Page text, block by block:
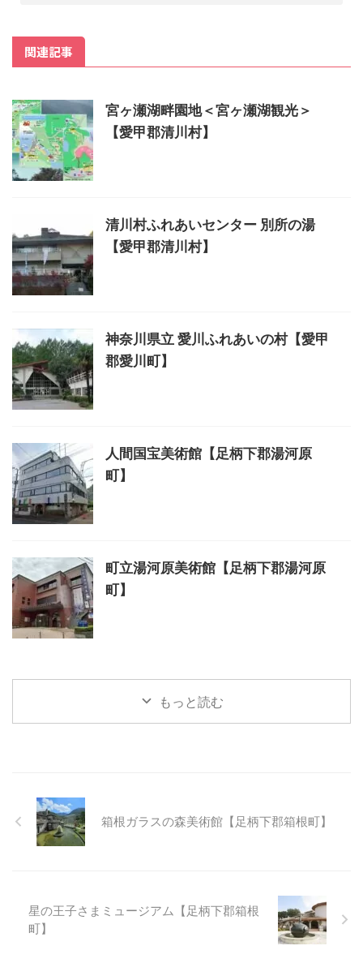
関連記事
宮ヶ瀬湖畔園地＜宮ヶ瀬湖観光＞
【愛甲郡清川村】
清川村ふれあいセンター 別所の湯
【愛甲郡清川村】
神奈川県立 愛川ふれあいの村【愛甲
郡愛川町】
人間国宝美術館【足柄下郡湯河原
町】
町立湯河原美術館【足柄下郡湯河原
町】
もっと読む
箱根ガラスの森美術館【足柄下郡箱根町】
星の王子さまミュージアム【足柄下郡箱根
町】